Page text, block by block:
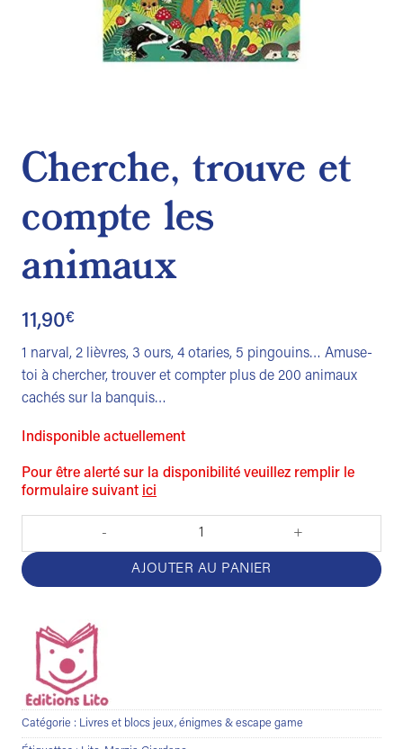
Cherche, trouve et
compte les
animaux
11,90€
1 narval, 2 lièvres, 3 ours, 4 otaries, 5 pingouins… Amuse-
toi à chercher, trouver et compter plus de 200 animaux
cachés sur la banquis…
Indisponible actuellement
Pour être alerté sur la disponibilité veuillez remplir le
formulaire suivant ici
quantité de Cherche, trouve et compte les animaux
AJOUTER AU PANIER
Catégorie : Livres et blocs jeux, énigmes & escape game